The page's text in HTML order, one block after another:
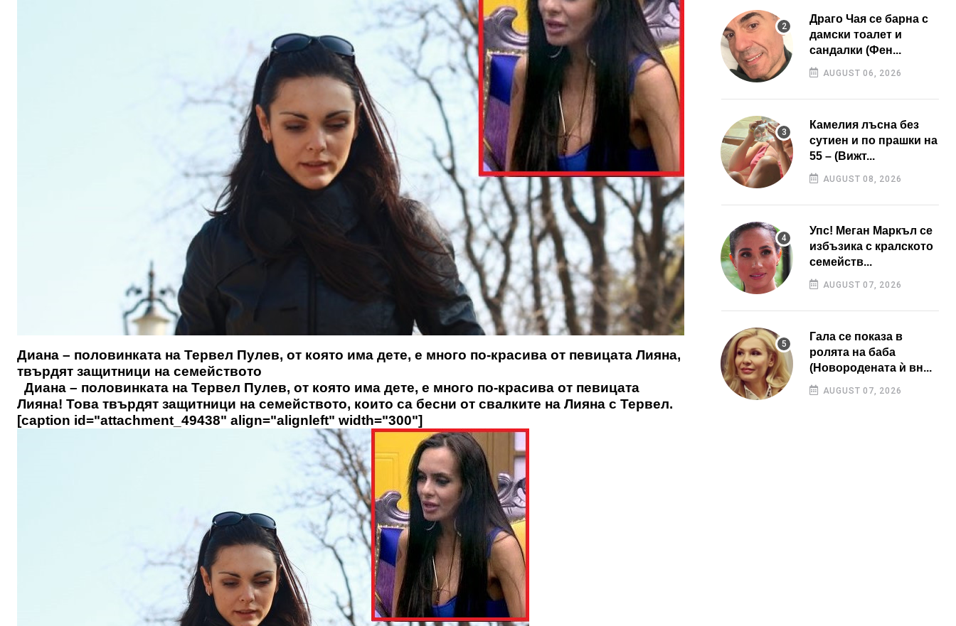
Диана – половинката на Тервел Пулев, от която има дете, е много по-красива от певицата Лияна,
твърдят защитници на семейството
Диана – половинката на Тервел Пулев, от която има дете, е много по-красива от певицата
Лияна! Това твърдят защитници на семейството, които са бесни от свалките на Лияна с Тервел.
[caption id="attachment_49438" align="alignleft" width="300"]
Драго Чая се барна с
дамски тоалет и
сандалки (Фен...
AUGUST 06, 2026
Камелия лъсна без
сутиен и по прашки на
55 – (Вижт...
AUGUST 08, 2026
Упс! Меган Маркъл се
избъзика с кралското
семейств...
AUGUST 07, 2026
Гала се показа в
ролята на баба
(Новородената ѝ вн...
AUGUST 07, 2026